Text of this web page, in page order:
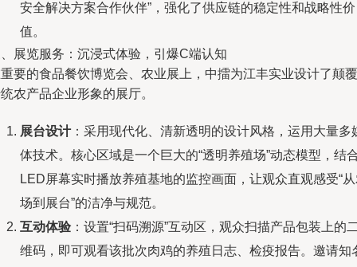
安全解决方案合作伙伴”，强化了供应链的稳定性和战略性价
值。
展览服务：沉浸式体验，引爆C端认知
要的食品餐饮博览会、农业展上，中擂为江丰实业设计了颠覆
农产品企业形象的展厅。
展台设计：采用现代化、清新透明的设计风格，运用大量多
体技术。核心区域是一个巨大的“透明养殖场”动态模型，结
LED屏幕实时播放养殖基地的监控画面，让观众直观感受“
场到展台”的洁净与规范。
互动体验 ：设置“扫码溯源”互动区，观众扫描产品包装上的
维码，即可观看该批次肉鸡的养殖日志、检疫报告。邀请知